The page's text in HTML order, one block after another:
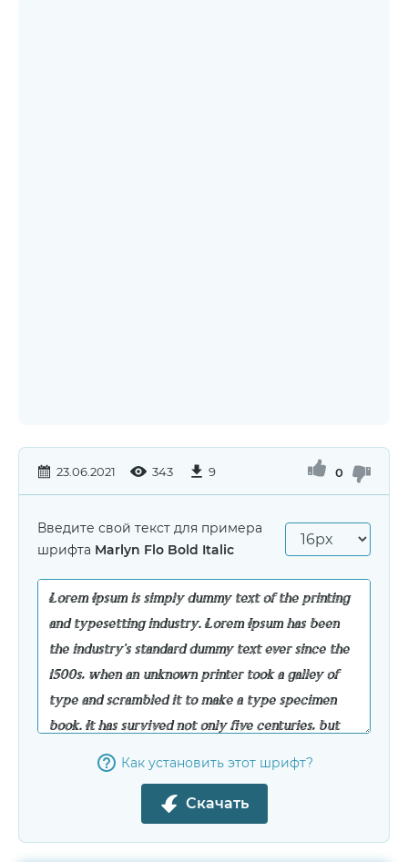
23.06.2021 343 9 0
Введите свой текст для примера
шрифта Marlyn Flo Bold Italic
Как установить этот шрифт?
Скачать